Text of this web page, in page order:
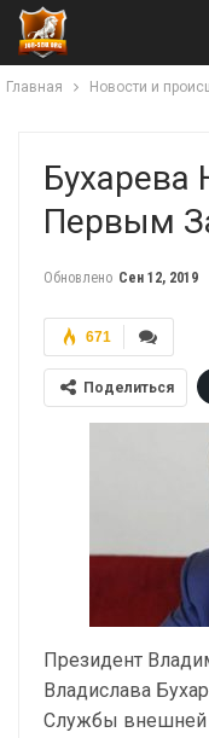
Главная Новости и
Бухарева
Первым
Обновлено Сен 12, 2019
671
Поделиться
Президент
Владислава
Службы внешней